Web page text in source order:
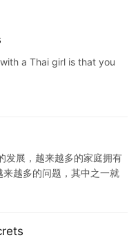
a Thai girl is that you
发展，越来越多的家庭拥有
越多的问题，其中之一就